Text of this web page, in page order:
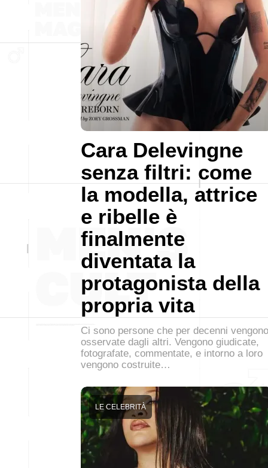
Cara Delevingne
senza filtri: come
la modella, attrice
e ribelle è
finalmente
diventata la
protagonista della
propria vita
Ci sono persone che per decenni vengono
osservate dagli altri. Vengono giudicate,
fotografate, commentate, e intorno a loro
vengono costruite…
LE CELEBRITÀ